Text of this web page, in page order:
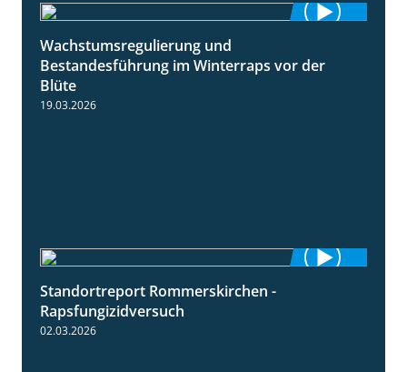
Wachstumsregulierung und
Bestandesführung im Winterraps vor der
Blüte
19.03.2026
Standortreport Rommerskirchen -
Rapsfungizidversuch
02.03.2026